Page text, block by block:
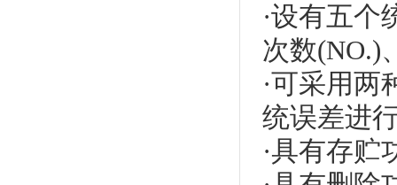
·设有五
次数(NO.)
·可采用两
统误差进
·具有存贮